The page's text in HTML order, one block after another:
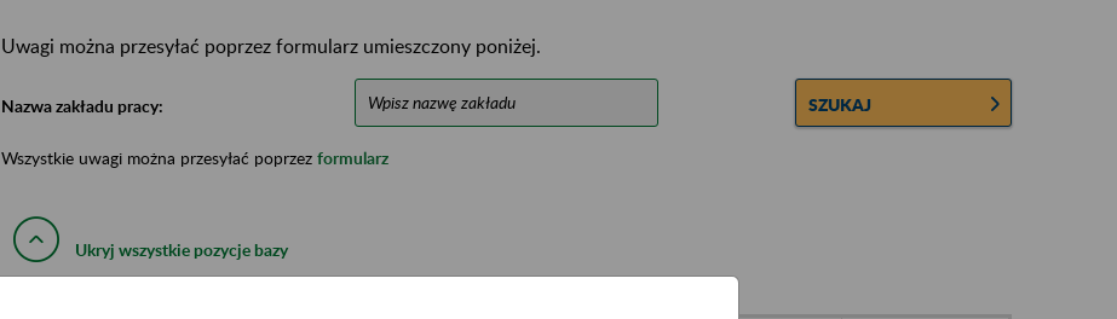
Uwagi można przesyłać poprzez formularz umieszczony poniżej.
Nazwa zakładu pracy: SZUKAJ
Wszystkie uwagi można przesyłać poprzez formularz
Ukryj wszystkie pozycje bazy